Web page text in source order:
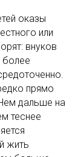
оказы
или
внуков
более
прямо
дальше на
теснее
жить